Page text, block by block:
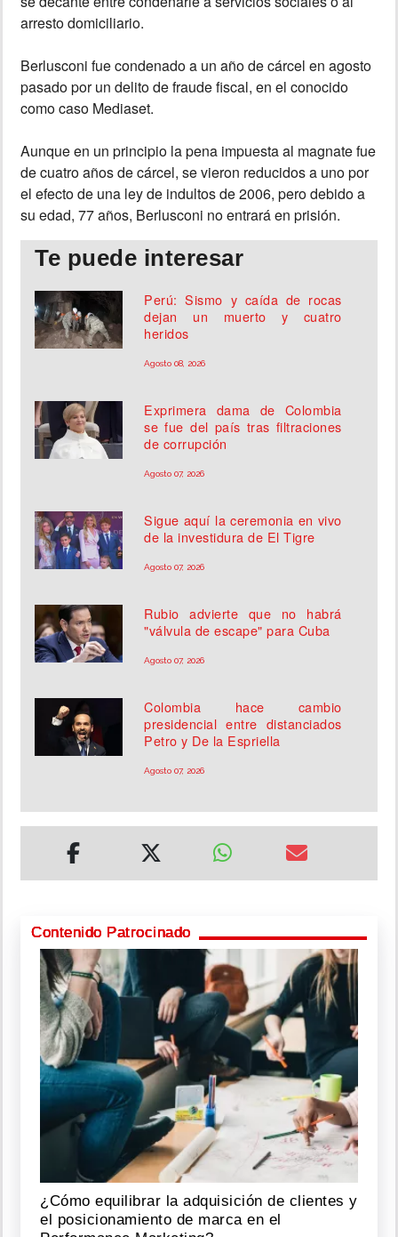
arresto domiciliario.
Berlusconi fue condenado a un año de cárcel en agosto
pasado por un delito de fraude fiscal, en el conocido
como caso Mediaset.
Aunque en un principio la pena impuesta al magnate fue
de cuatro años de cárcel, se vieron reducidos a uno por
el efecto de una ley de indultos de 2006, pero debido a
su edad, 77 años, Berlusconi no entrará en prisión.
Te puede interesar
Perú: Sismo y caída de rocas
dejan un muerto y cuatro
heridos
Agosto 08, 2026
Exprimera dama de Colombia
se fue del país tras filtraciones
de corrupción
Agosto 07, 2026
Sigue aquí la ceremonia en vivo
de la investidura de El Tigre
Agosto 07, 2026
Rubio advierte que no habrá
"válvula de escape" para Cuba
Agosto 07, 2026
Colombia hace cambio
presidencial entre distanciados
Petro y De la Espriella
Agosto 07, 2026
Contenido Patrocinado
¿Cómo equilibrar la adquisición de clientes y
el posicionamiento de marca en el